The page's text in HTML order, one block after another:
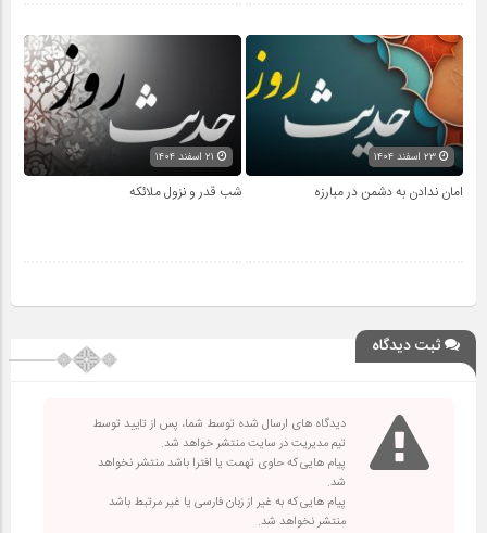
۲۳ اسفند ۱۴۰۴
امان ندادن به دشمن در مبارزه شب قدر و نزول ملائکه
ثبت دیدگاه
دیدگاه های ارسال شده توسط شما، پس از تایید توسط
تیم مدیریت در سایت منتشر خواهد شد.
پیام هایی که حاوی تهمت یا افترا باشد منتشر نخواهد
شد.
پیام هایی که به غیر از زبان فارسی یا غیر مرتبط باشد
منتشر نخواهد شد.